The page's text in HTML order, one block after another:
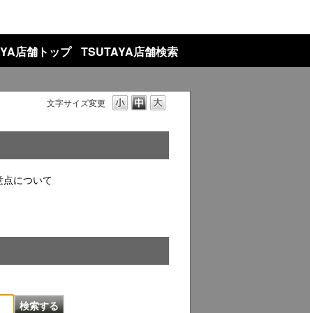
店舗トップ TSUTAYA店舗検索
文字サイズ変更
について